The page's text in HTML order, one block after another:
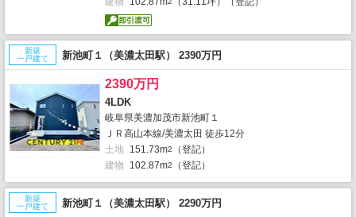
新築
一戸建て
新池町１（美濃太田駅） 2390万円
2390万円
4LDK
岐阜県美濃加茂市新池町１
ＪＲ高山本線/美濃太田 徒歩12分
土地 151.73m2
（登記）
建物
102.87m2 （登記）
新築
一戸建て
新池町１（美濃太田駅） 2290万円